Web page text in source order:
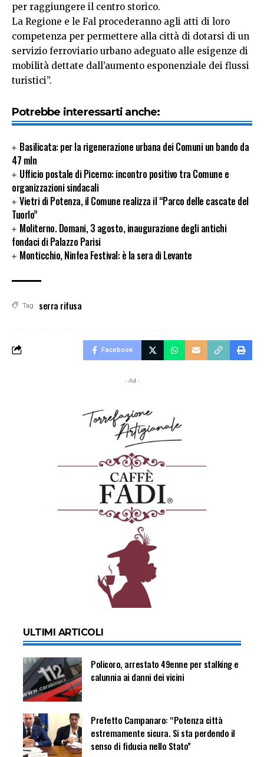
per raggiungere il centro storico.
La Regione e le Fal procederanno agli atti di loro
competenza per permettere alla città di dotarsi di un
servizio ferroviario urbano adeguato alle esigenze di
mobilità dettate dall’aumento esponenziale dei flussi
turistici”.
Potrebbe interessarti anche:
Basilicata: per la rigenerazione urbana dei Comuni un bando da
47 mln
Ufficio postale di Picerno: incontro positivo tra Comune e
organizzazioni sindacali
Vietri di Potenza, il Comune realizza il “Parco delle cascate del
Tuorlo”
Moliterno. Domani, 3 agosto, inaugurazione degli antichi
fondaci di Palazzo Parisi
Monticchio, Ninfea Festival: è la sera di Levante
Tag serra rifusa
Facebook
- Ad -
ULTIMI ARTICOLI
Policoro, arrestato 49enne per stalking e
calunnia ai danni dei vicini
Prefetto Campanaro: “Potenza città
estremamente sicura. Si sta perdendo il
senso di fiducia nello Stato”